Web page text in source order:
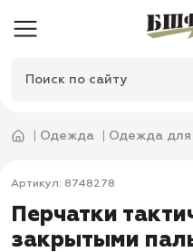
Одежда Одежда для
Артикул: 8748278
Перчатки
закрытыми